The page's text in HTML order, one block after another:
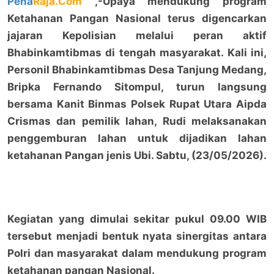
Ketahanan Pangan Nasional terus digencarkan
jajaran Kepolisian melalui peran aktif
Bhabinkamtibmas di tengah masyarakat. Kali ini,
Personil Bhabinkamtibmas Desa Tanjung Medang,
Bripka Fernando Sitompul, turun langsung
bersama Kanit Binmas Polsek Rupat Utara Aipda
Crismas dan pemilik lahan, Rudi melaksanakan
penggemburan lahan untuk dijadikan lahan
ketahanan Pangan jenis Ubi. Sabtu, (23/05/2026).
Kegiatan yang dimulai sekitar pukul 09.00 WIB
tersebut menjadi bentuk nyata sinergitas antara
Polri dan masyarakat dalam mendukung program
ketahanan pangan Nasional.